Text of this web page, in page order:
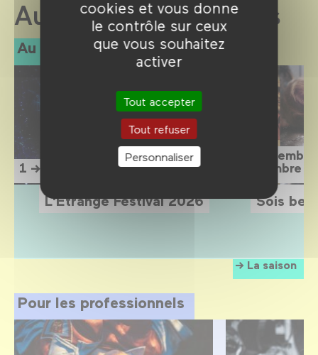
cookies et vous donne
le contrôle sur ceux
que vous souhaitez
activer
Tout accepter
Tout refuser
Personnaliser
Au Forum des images
Au programme
La saison
1 → 12 septembre 2026
L'Étrange Festival 2026
15
1 novembre
Sois
Pour les professionnels